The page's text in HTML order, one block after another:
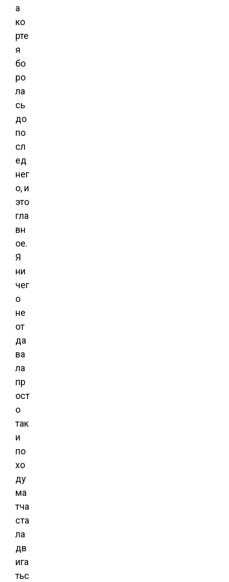
а
ко
рте
я
бо
ро
ла
сь
до
по
сл
ед
нег
о, и
это
гла
вн
ое.
Я
ни
чег
о
не
от
да
ва
ла
пр
ост
о
так
и
по
хо
ду
ма
тча
ста
ла
дв
ига
тьс